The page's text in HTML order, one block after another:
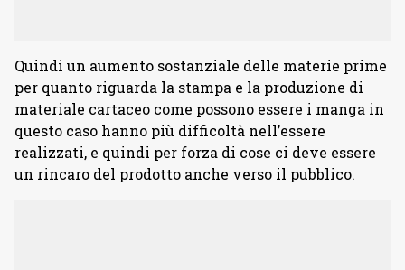
Quindi un aumento sostanziale delle materie prime
per quanto riguarda la stampa e la produzione di
materiale cartaceo come possono essere i manga in
questo caso hanno più difficoltà nell’essere
realizzati, e quindi per forza di cose ci deve essere
un rincaro del prodotto anche verso il pubblico.